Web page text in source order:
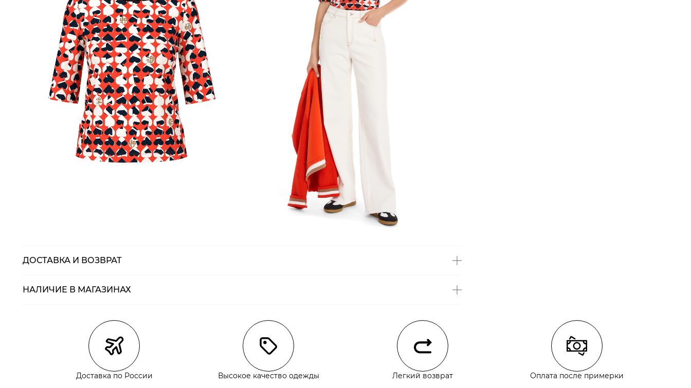
ДОСТАВКА И ВОЗВРАТ
Курьерская доставка СДЭК
Самовывоз из пункта выдачи СДЭК
Самовывоз из наших магазинов
НАЛИЧИЕ В МАГАЗИНАХ
Доставка по России Высокое качество одежды Легкий возврат Оплата после примерки